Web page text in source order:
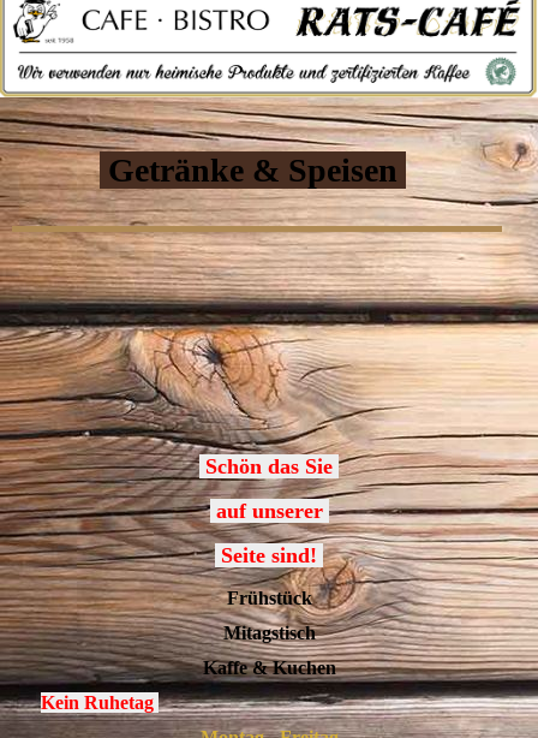
Getränke & Speisen
Schön das Sie
auf unserer
Seite sind!
Frühstück
Mitagstisch
Kaffe & Kuchen
Kein Ruhetag